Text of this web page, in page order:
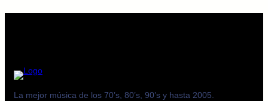
La mejor música de los 70’s, 80’s, 90’s y hasta 2005.